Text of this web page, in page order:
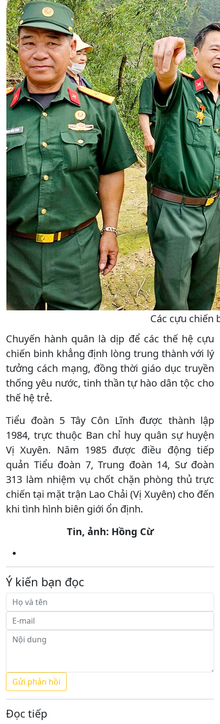
Các cựu chiến
Chuyến hành quân là dịp để các thế hệ cựu
chiến binh khẳng định lòng trung thành với lý
tưởng cách mạng, đồng thời giáo dục truyền
thống yêu nước, tinh thần tự hào dân tộc cho
thế hệ trẻ.
Tiểu đoàn 5 Tây Côn Lĩnh được thành lập
1984, trực thuộc Ban chỉ huy quân sự huyện
Vị Xuyên. Năm 1985 được điều động tiếp
quản Tiểu đoàn 7, Trung đoàn 14, Sư đoàn
313 làm nhiệm vụ chốt chặn phòng thủ trực
chiến tại mặt trận Lao Chải (Vị Xuyên) cho đến
khi tình hình biên giới ổn định.
Tin, ảnh: Hồng Cừ
Ý kiến bạn đọc
Đọc tiếp